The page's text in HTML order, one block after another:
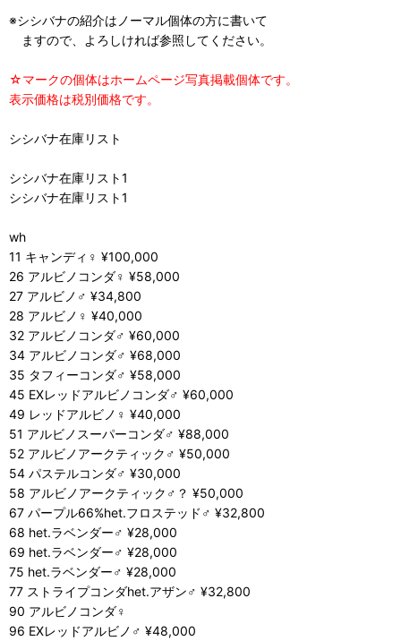
※シシバナの紹介はノーマル個体の方に書いて
ますので、よろしければ参照してください。
☆マークの個体はホームページ写真掲載個体です。
表示価格は税別価格です。
シシバナ在庫リスト
シシバナ在庫リスト1
シシバナ在庫リスト1
wh
11 キャンディ♀ ¥100,000
26 アルビノコンダ♀ ¥58,000
27 アルビノ♂ ¥34,800
28 アルビノ♀ ¥40,000
32 アルビノコンダ♂ ¥60,000
34 アルビノコンダ♂ ¥68,000
35 タフィーコンダ♂ ¥58,000
45 EXレッドアルビノコンダ♂ ¥60,000
49 レッドアルビノ♀ ¥40,000
51 アルビノスーパーコンダ♂ ¥88,000
52 アルビノアークティック♂ ¥50,000
54 パステルコンダ♂ ¥30,000
58 アルビノアークティック♂？ ¥50,000
67 パープル66%het.フロステッド♂ ¥32,800
68 het.ラベンダー♂ ¥28,000
69 het.ラベンダー♂ ¥28,000
75 het.ラベンダー♂ ¥28,000
77 ストライプコンダhet.アザン♂ ¥32,800
90 アルビノコンダ♀
96 EXレッドアルビノ♂ ¥48,000